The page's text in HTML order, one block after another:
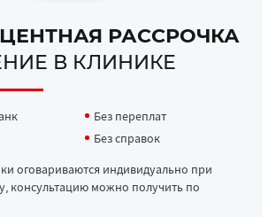
РАССРОЧКА
В КЛИНИКЕ
Без переплат
Без справок
оговариваются индивидуально при
консультацию можно получить по